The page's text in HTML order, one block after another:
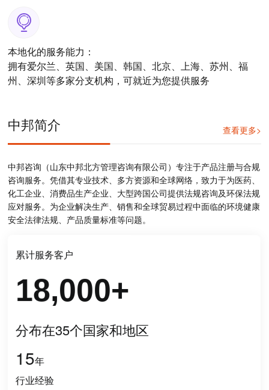
本地化的服务能力：
拥有爱尔兰、英国、美国、韩国、北京、上海、苏州、福
州、深圳等多家分支机构，可就近为您提供服务
中邦简介 查看更多>
中邦咨询（山东中邦北方管理咨询有限公司）专注于产品注册与合规
咨询服务。凭借其专业技术、多方资源和全球网络，致力于为医药、
化工企业、消费品生产企业、大型跨国公司提供法规咨询及环保法规
应对服务。为企业解决生产、销售和全球贸易过程中面临的环境健康
安全法律法规、产品质量标准等问题。
累计服务客户
18,000+
分布在35个国家和地区
15年
行业经验